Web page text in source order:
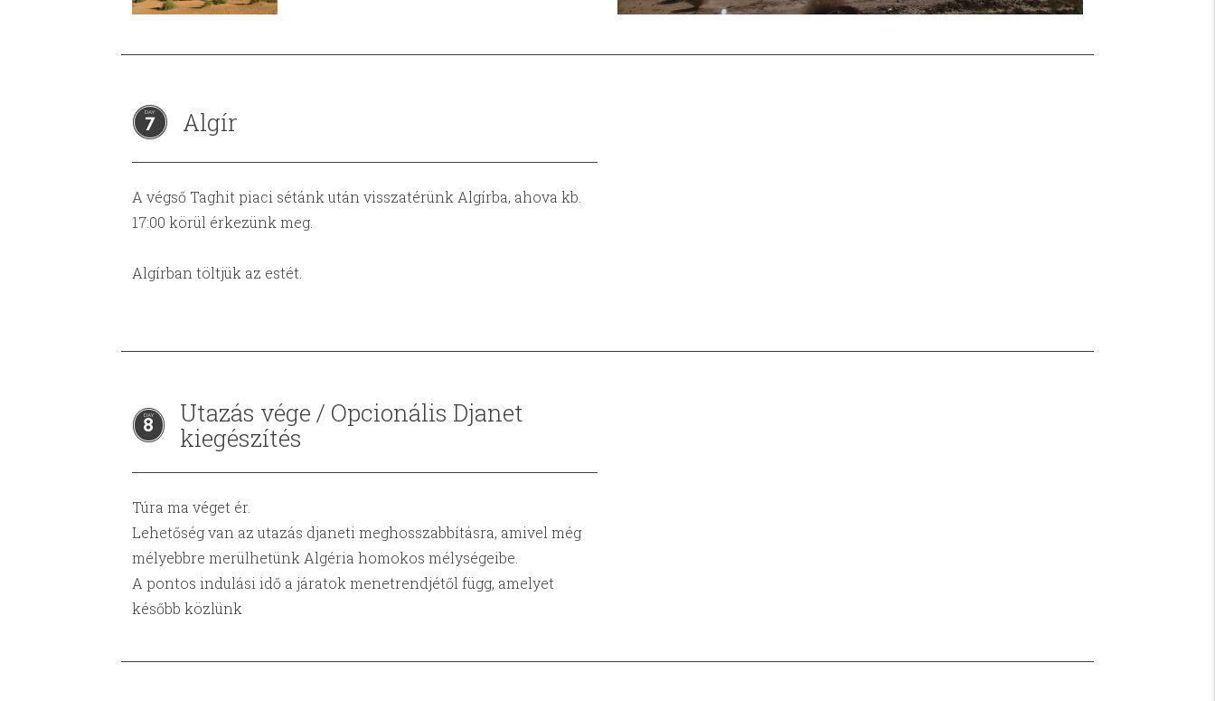
7 Algír
A végső Taghit piaci sétánk után visszatérünk Algírba, ahova kb.
17:00 körül érkezünk meg.
Algírban töltjük az estét.
8
Utazás vége / Opcionális Djanet
kiegészítés
Túra ma véget ér.
Lehetőség van az utazás djaneti meghosszabbításra, amivel még
mélyebbre merülhetünk Algéria homokos mélységeibe.
A pontos indulási idő a járatok menetrendjétől függ, amelyet
később közlünk